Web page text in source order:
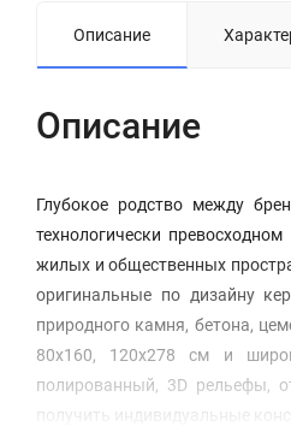
Описание
Описание
Глубокое родство между
технологически
жилых и общественных
оригинальные по дизайну
природного камня, бетона,
80х160, 120х278 см и
полированный, 3D рельефы,
получить индивидуальные